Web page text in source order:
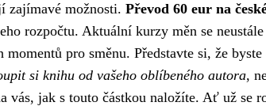
zajímavé možnosti. Převod 60 eur na
rozpočtu. Aktuální kurzy měn se
pro směnu. Představte si, že
si knihu od vašeho oblíbeného autora,
vás, jak s touto částkou naložíte. Ať už se